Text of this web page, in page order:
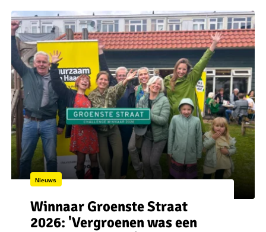
Nieuws
Winnaar Groenste Straat
2026: 'Vergroenen was een